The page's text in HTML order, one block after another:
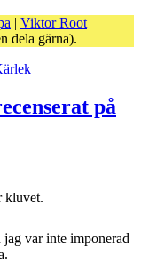
| Viktor Root
dela gärna).
på
kluvet.
jag var inte imponerad